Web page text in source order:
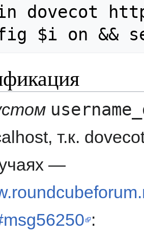
dovecot
т.к.
—
: